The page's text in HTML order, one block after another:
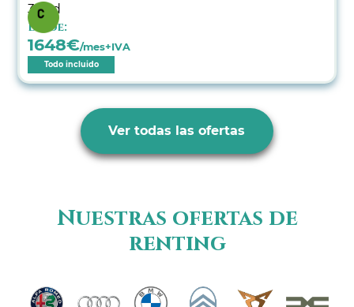
Desde:
1648€/mes+IVA
Todo incluido
Ver todas las ofertas
Nuestras ofertas de
renting